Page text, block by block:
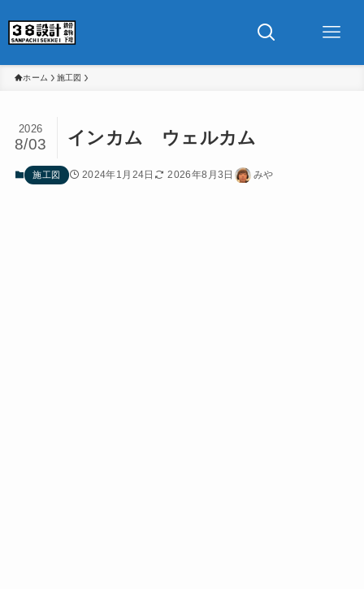
ホーム 施工図
インカム ウェルカム
2026
8/03
施工図 2024年1月24日 2026年8月3日 みや